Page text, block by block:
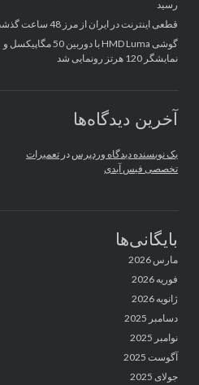
رسید
قطعی اینترنت در ایران از مرز 48 ساعت گذشت!
گوشی HMD Luma با دوربین 50 مگاپیکسل و
نمایشگر 120 هرتز رونمایی شد
آخرین دیدگاه‌ها
یک نویسنده دیدگاه وردپرس در تعمیرات
تخصصی فیس آیدی
بایگانی‌ها
مارس 2026
فوریه 2026
ژانویه 2026
دسامبر 2025
نوامبر 2025
آگوست 2025
جولای 2025